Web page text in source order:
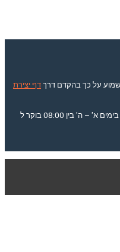
על כך בהקדם דרךדף יצירת
זמן המענה הוא עד 48 שעות בשעות הפעילות בימים א' – ה' בין 08:00 בוקר ל